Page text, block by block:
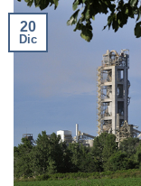
20
Dic